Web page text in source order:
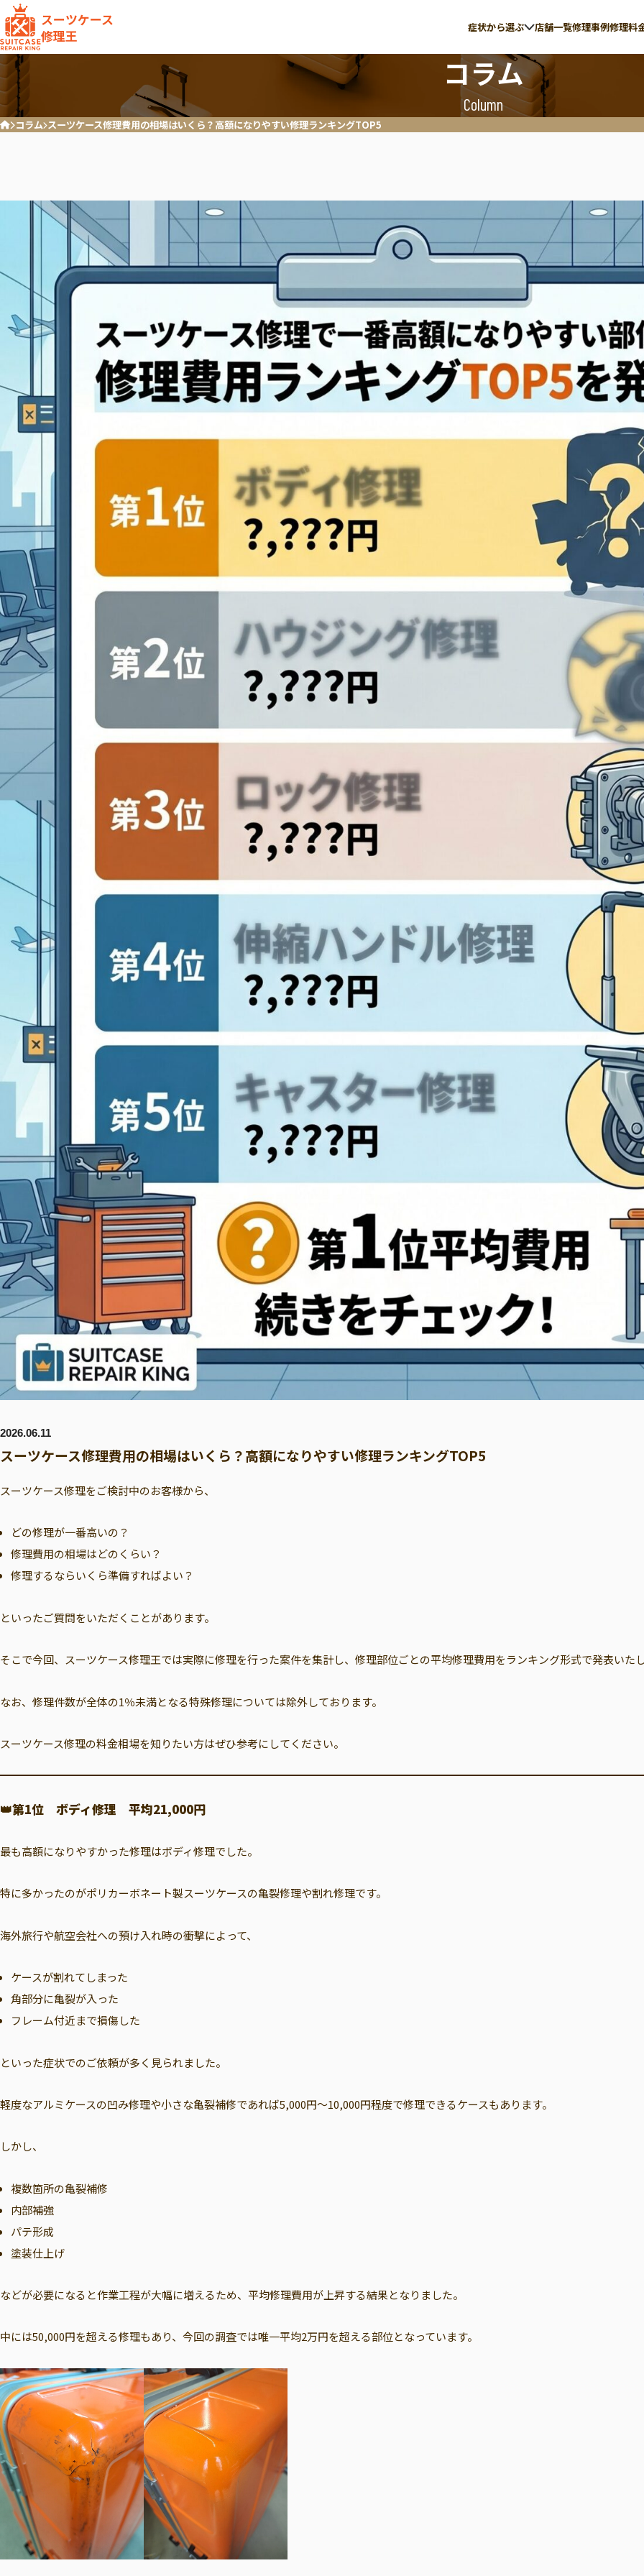
スーツケース
修理王
症状から選ぶ
ファスナー・
スライダーの修理
ボディー割れ/へこみの交換
ヒンジ/蝶番修理
（多
店舗一覧修理事例修理料
リモワ サムソナイト エース
ZERO HALLIBURTON
ゼロハリバートン
TUMI
トゥミ
American Tourister
アメリカンツーリスター
コラム
Column
ホームコラム スーツケース修理費用の相場はいくら？高額になりやすい修理ランキングTOP5
2026.06.11
スーツケース修理費用の相場はいくら？高額になりやすい修理ランキングTOP5
スーツケース修理をご検討中のお客様から、
どの修理が一番高いの？
修理費用の相場はどのくらい？
修理するならいくら準備すればよい？
といったご質問をいただくことがあります。
そこで今回、スーツケース修理王では実際に修理を行った案件を集計し、修理部位ごとの平均修理費用をランキング形式で発表いた
なお、修理件数が全体の1％未満となる特殊修理については除外しております。
スーツケース修理の料金相場を知りたい方はぜひ参考にしてください。
👑第1位 ボディ修理 平均21,000円
最も高額になりやすかった修理はボディ修理でした。
特に多かったのがポリカーボネート製スーツケースの亀裂修理や割れ修理です。
海外旅行や航空会社への預け入れ時の衝撃によって、
ケースが割れてしまった
角部分に亀裂が入った
フレーム付近まで損傷した
といった症状でのご依頼が多く見られました。
軽度なアルミケースの凹み修理や小さな亀裂補修であれば5,000円～10,000円程度で修理できるケースもあります。
しかし、
複数箇所の亀裂補修
内部補強
パテ形成
塗装仕上げ
などが必要になると作業工程が大幅に増えるため、平均修理費用が上昇する結果となりました。
中には50,000円を超える修理もあり、今回の調査では唯一平均2万円を超える部位となっています。